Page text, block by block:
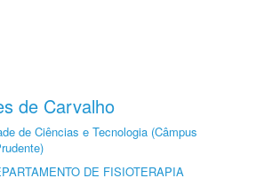
de Carvalho
de Ciências e Tecnologia (Câmpus
DE FISIOTERAPIA